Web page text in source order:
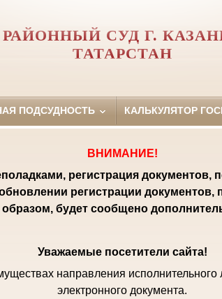
СУД Г.
ТАТАРСТАН
ПОДСУДНОСТЬ КАЛЬКУЛЯТОР
ВНИМАНИЕ!
регистрация документов,
регистрации
образом, будет сообщено
Уважаемые посетители сайта!
направления
электронного документа.